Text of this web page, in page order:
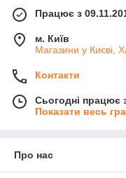
Працює з
м. Київ
Магазини у Києві,
Контакти
Сьогодні працює
Показати весь
Про нас